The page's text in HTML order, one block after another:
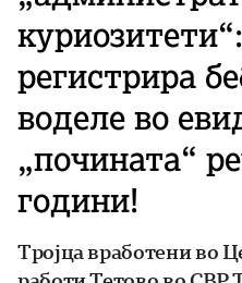
регистрира
воделе во
„почината“
години!
Тројца вработени во